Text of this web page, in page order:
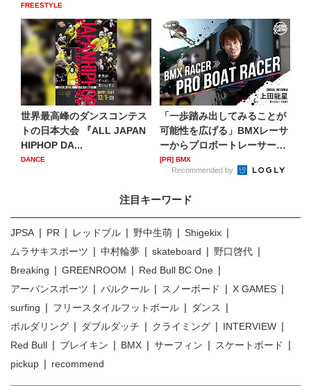
FREESTYLE
世界最高峰のダンスコンテス
トの日本大会 『ALL JAPAN
HIPHOP DA...
DANCE
「一歩踏み出してみることが
可能性を広げる」BMXレーサ
ーからプロボートレーサー
へ...
[PR] BMX
Recommended by
注目キーワード
JPSA PR レッドブル 野中生萌
Shigekix
ムラサキスポーツ
中村輪夢 skateboard
野口啓代
Breaking
GREENROOM
Red Bull BC One
アーバンスポーツ
パルクール スノーボード
X GAMES
surfing
フリースタイルフットボール
ダンス
ボルダリング
ダブルダッチ クライミング
INTERVIEW
Red Bull
ブレイキン BMX サーフィン
スケートボード
pickup
recommend